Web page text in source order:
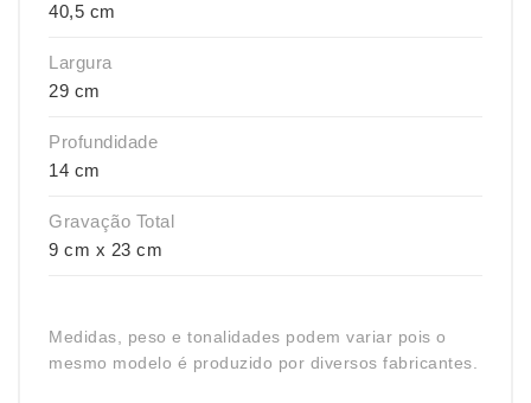
40,5 cm
Largura
29 cm
Profundidade
14 cm
Gravação Total
9 cm x 23 cm
Medidas, peso e tonalidades podem variar pois o
mesmo modelo é produzido por diversos fabricantes.